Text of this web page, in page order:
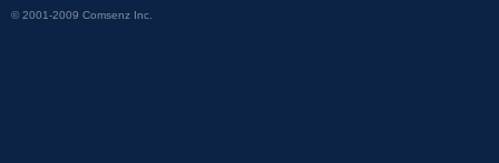
© 2001-2009 Comsenz Inc.